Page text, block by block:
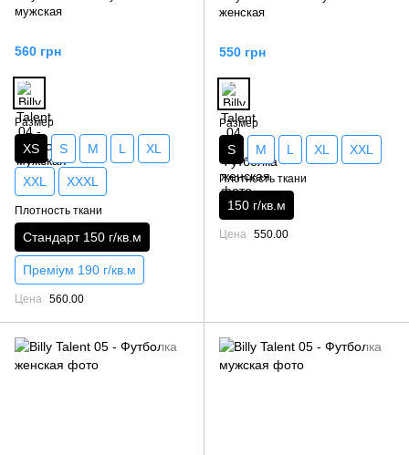
мужская
560 грн
Размер
XS S M L XL
XXL XXXL
Плотность ткани
Стандарт 150 г/кв.м
Преміум 190 г/кв.м
Цена 560.00
женская
550 грн
Размер
S M L XL XXL
Плотность ткани
150 г/кв.м
Цена 550.00